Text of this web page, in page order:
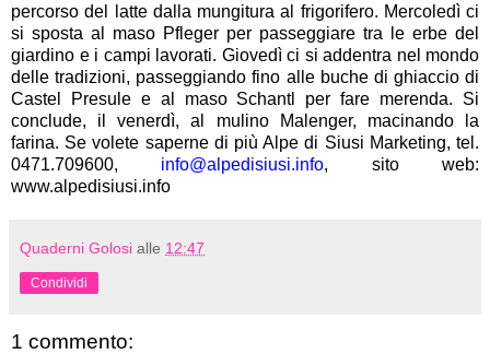
percorso del latte dalla mungitura al frigorifero. Mercoledì ci
si sposta al maso Pfleger per passeggiare tra le erbe del
giardino e i campi lavorati. Giovedì ci si addentra nel mondo
delle tradizioni, passeggiando fino alle buche di ghiaccio di
Castel Presule e al maso Schantl per fare merenda. Si
conclude, il venerdì, al mulino Malenger, macinando la
farina. Se volete saperne di più Alpe di Siusi Marketing, tel.
0471.709600, info@alpedisiusi.info, sito web:
www.alpedisiusi.info
Quaderni Golosi alle 12:47
Condividi
1 commento: